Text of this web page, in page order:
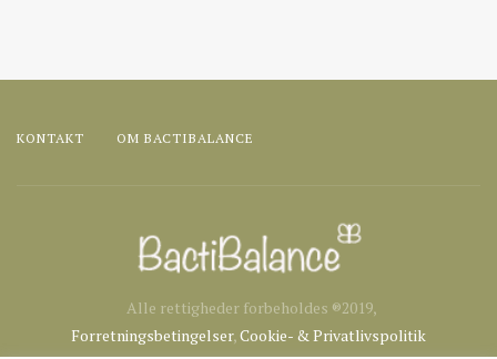
KONTAKT OM BACTIBALANCE
Alle rettigheder forbeholdes ®2019,
Forretningsbetingelser, Cookie- & Privatlivspolitik